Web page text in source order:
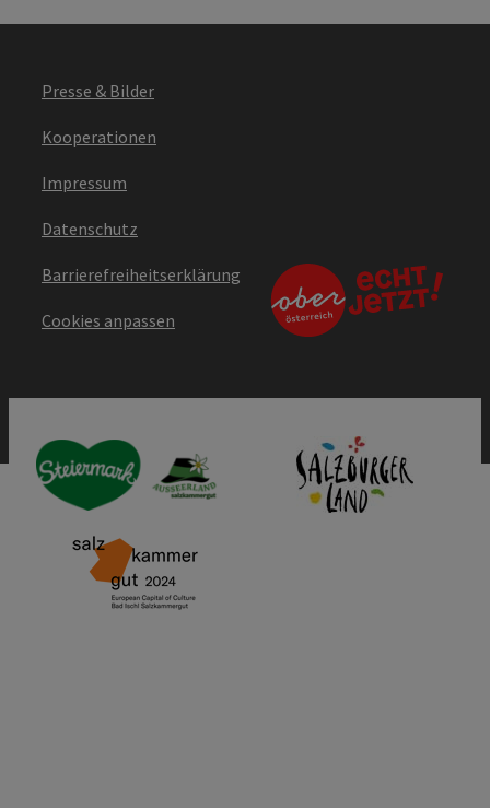
Presse & Bilder
Kooperationen
Impressum
Datenschutz
Barrierefreiheitserklärung
Cookies anpassen